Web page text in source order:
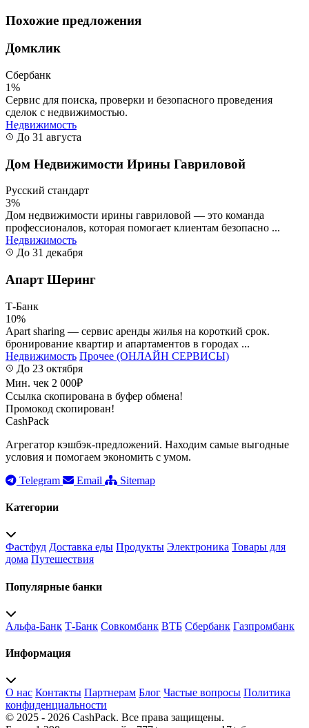
Похожие предложения
Домклик
Сбербанк
1%
Сервис для поиска, проверки и безопасного проведения
сделок с недвижимостью.
Недвижимость
До 31 августа
Дом Недвижимости Ирины Гавриловой
Русский стандарт
3%
Дом недвижимости ирины гавриловой — это команда
профессионалов, которая помогает клиентам безопасно ...
Недвижимость
До 31 декабря
Апарт Шеринг
Т-Банк
10%
Apart sharing — сервис аренды жилья на короткий срок.
бронирование квартир и апартаментов в городах ...
Недвижимость Прочее (ОНЛАЙН СЕРВИСЫ)
До 23 октября
Мин. чек 2 000₽
Ссылка скопирована в буфер обмена!
Промокод скопирован!
CashPack
Агрегатор кэшбэк-предложений. Находим самые выгодные
условия и помогаем экономить с умом.
Telegram
Email Sitemap
Категории
Фастфуд Доставка еды Продукты Электроника Товары для
дома Путешествия
Популярные банки
Альфа-Банк Т-Банк Совкомбанк ВТБ Сбербанк Газпромбанк
Информация
О нас Контакты Партнерам Блог Частые вопросы Политика
конфиденциальности
© 2025 - 2026 CashPack. Все права защищены.